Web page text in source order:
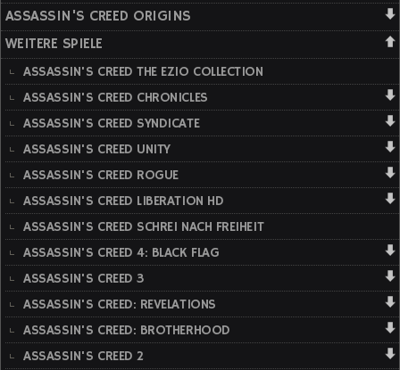
ASSASSIN'S CREED ORIGINS
WEITERE SPIELE
ASSASSIN'S CREED THE EZIO COLLECTION
ASSASSIN'S CREED CHRONICLES
ASSASSIN'S CREED SYNDICATE
ASSASSIN'S CREED UNITY
ASSASSIN'S CREED ROGUE
ASSASSIN'S CREED LIBERATION HD
ASSASSIN'S CREED SCHREI NACH FREIHEIT
ASSASSIN'S CREED 4: BLACK FLAG
ASSASSIN'S CREED 3
ASSASSIN'S CREED: REVELATIONS
ASSASSIN'S CREED: BROTHERHOOD
ASSASSIN'S CREED 2